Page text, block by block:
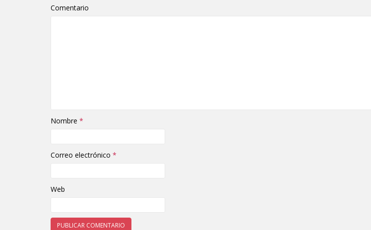
Comentario
Nombre *
Correo electrónico *
Web